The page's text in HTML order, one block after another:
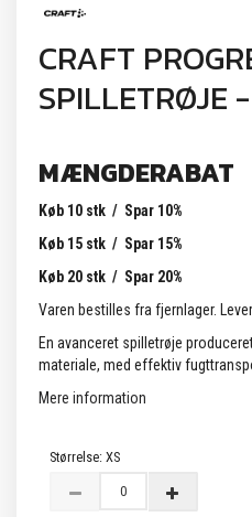
CRAFT
SPILLETRØJE
MÆNGDERABAT
Køb 10 stk / Spar 10%
Køb 15 stk / Spar 15%
Køb 20 stk / Spar 20%
Varen bestilles fra fjernlager.
En avanceret spilletrøje
materiale, med effektiv
Mere information
Størrelse: XS